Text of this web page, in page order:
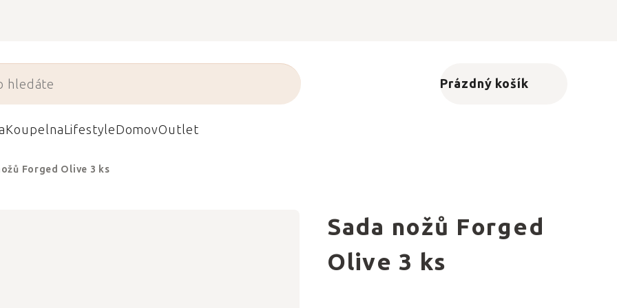
Nákupní košík
Prázdný košík
KoupelnaLifestyleDomovOutlet
Forged Olive 3 ks
Sada nožů Forged
Olive 3 ks